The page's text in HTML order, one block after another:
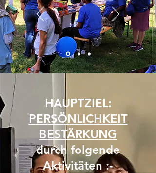
HAUPTZIEL:
PERSÖNLICHKEIT
BESTÄRKUNG
durch folgende
Aktivitäten :-